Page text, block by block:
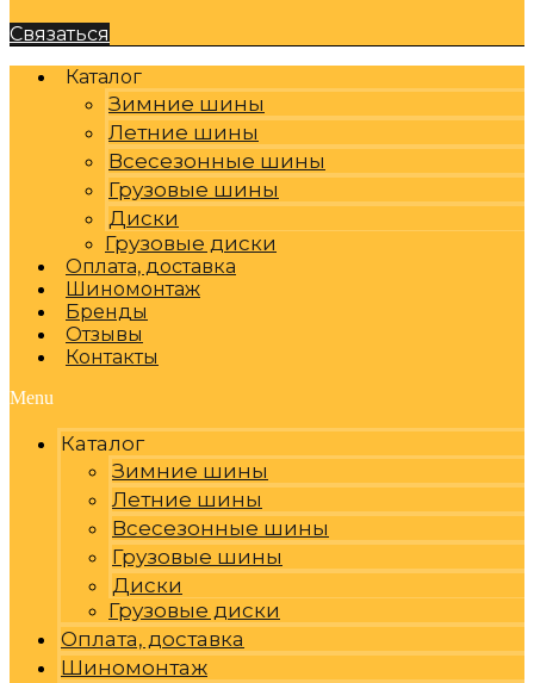
Связаться
Каталог
Зимние шины
Летние шины
Всесезонные шины
Грузовые шины
Диски
Грузовые диски
Оплата, доставка
Шиномонтаж
Бренды
Отзывы
Контакты
Menu
Каталог
Зимние шины
Летние шины
Всесезонные шины
Грузовые шины
Диски
Грузовые диски
Оплата, доставка
Шиномонтаж